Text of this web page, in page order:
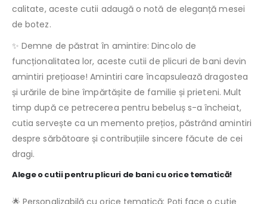
calitate, aceste cutii adaugă o notă de eleganță mesei
de botez.
✨ Demne de păstrat în amintire: Dincolo de
funcționalitatea lor, aceste cutii de plicuri de bani devin
amintiri prețioase! Amintiri care încapsulează dragostea
și urările de bine împărtășite de familie și prieteni. Mult
timp după ce petrecerea pentru bebeluș s-a încheiat,
cutia servește ca un memento prețios, păstrând amintiri
despre sărbătoare și contribuțiile sincere făcute de cei
dragi.
Alege o cutii pentru plicuri de bani cu orice tematică!
🌟 Personalizabilă cu orice tematică: Poţi face o cutie